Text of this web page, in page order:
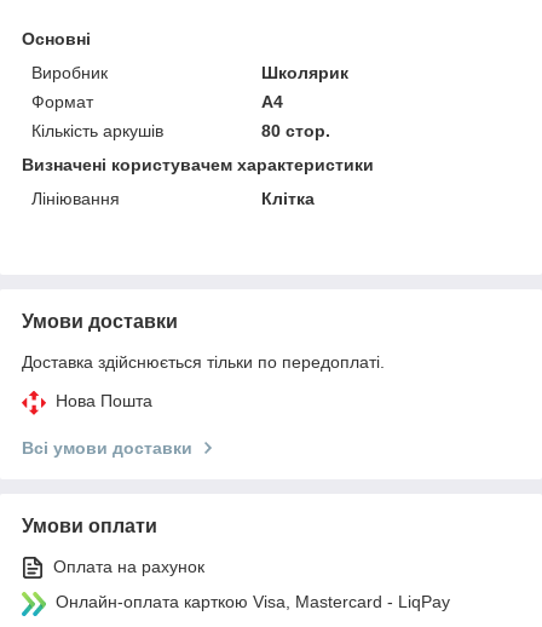
Основні
Виробник
Школярик
Формат
A4
Кількість аркушів
80 стор.
Визначені користувачем характеристики
Лініювання
Клітка
Умови доставки
Доставка здійснюється тільки по передоплаті.
Нова Пошта
Всі умови доставки
Умови оплати
Оплата на рахунок
Онлайн-оплата карткою Visa, Mastercard - LiqPay